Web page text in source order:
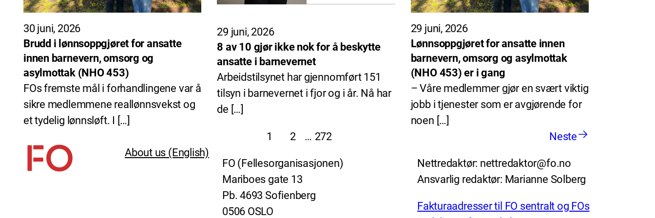
30 juni, 2026
Brudd i lønnsoppgjøret for ansatte
innen barnevern, omsorg og
asylmottak (NHO 453)
FOs fremste mål i forhandlingene var å
sikre medlemmene reallønnsvekst og
et tydelig lønnsløft. I […]
29 juni, 2026
8 av 10 gjør ikke nok for å beskytte
ansatte i barnevernet
Arbeidstilsynet har gjennomført 151
tilsyn i barnevernet i fjor og i år. Nå har
de […]
29 juni, 2026
Lønnsoppgjøret for ansatte innen
barnevern, omsorg og asylmottak
(NHO 453) er i gang
– Våre medlemmer gjør en svært viktig
jobb i tjenester som er avgjørende for
noen […]
1
2 … 272
Neste
About us (English)
FO (Fellesorganisasjonen)
Mariboes gate 13
Pb. 4693 Sofienberg
0506 OSLO
Nettredaktør: nettredaktor@fo.no
Ansvarlig redaktør: Marianne Solberg
Fakturaadresser til FO sentralt og FOs